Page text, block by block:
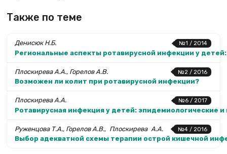
Также по теме
№1 / 2014
Денисюк Н.Б.
Региональные аспекты ротавирусной инфекции у
№2 / 2016
Плоскирева А.А., Горелов А.В.
Возможен ли колит при ротавирусной инфекции?
№6 / 2017
Плоскирева А.А.
Ротавирусная инфекция у детей: эпидемиологические
№4 / 2016
Руженцова Т.А., Горелов А.В., Плоскире­ва А.А.
Выбор адекватной схемы терапии острой кишечной